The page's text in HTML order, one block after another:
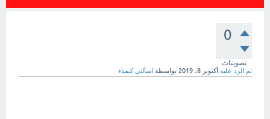
0
تصويتات
تم الرد عليه أكتوبر 8، 2019 بواسطة اسألنى كيمياء